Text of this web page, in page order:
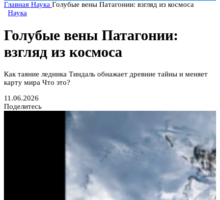
Главная Наука Голубые вены Патагонии: взгляд из космоса
Наука
Голубые вены Патагонии:
взгляд из космоса
Как таяние ледника Тиндаль обнажает древние тайны и меняет
карту мира Что это?
11.06.2026
Поделитесь